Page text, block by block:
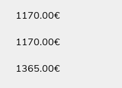
1170.00€
1170.00€
1365.00€